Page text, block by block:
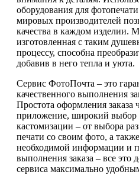
оборудования для
мировых производителей
качества в каждом изделии.
изготовленная с таким
процессу, способна
добавив в него тепла и уюта.
Сервис ФотоПочта – это
качественного выполнения
Простота оформления заказа
приложение, широкий выбор
кастомизации – от выбора
печати со своим фото, а
необходимой информации и
выполнения заказа – все это
сервиса максимально